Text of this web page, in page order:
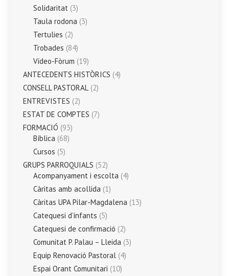
Solidaritat (3)
Taula rodona (3)
Tertulies (2)
Trobades (84)
Vídeo-Fòrum (19)
ANTECEDENTS HISTÒRICS (4)
CONSELL PASTORAL (2)
ENTREVISTES (2)
ESTAT DE COMPTES (7)
FORMACIÓ (93)
Bíblica (68)
Cursos (5)
GRUPS PARROQUIALS (52)
Acompanyament i escolta (4)
Càritas amb acollida (1)
Càritas UPA Pilar-Magdalena (13)
Catequesi d’infants (5)
Catequesi de confirmació (2)
Comunitat P. Palau – Lleida (3)
Equip Renovació Pastoral (4)
Espai Orant Comunitari (10)